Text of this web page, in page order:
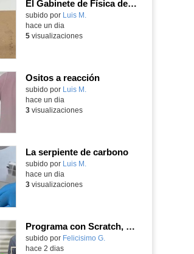
El Gabinete de Física del IES Enrique Tierno Galván de Parla (Curso 25-26)
Contenido educativo.
subido por Luis M.
hace un dia
5visualizaciones
Ositos a reacción
Contenido educativo.
subido por Luis M.
hace un dia
3visualizaciones
La serpiente de carbono
Contenido educativo.
subido por Luis M.
hace un dia
3visualizaciones
Programa con Scratch, 8 diferentes juegos para vivir la emoción de los partidos de España en el mundial 2026
Contenido educativo.
subido por Felicisimo G.
hace 2 dias